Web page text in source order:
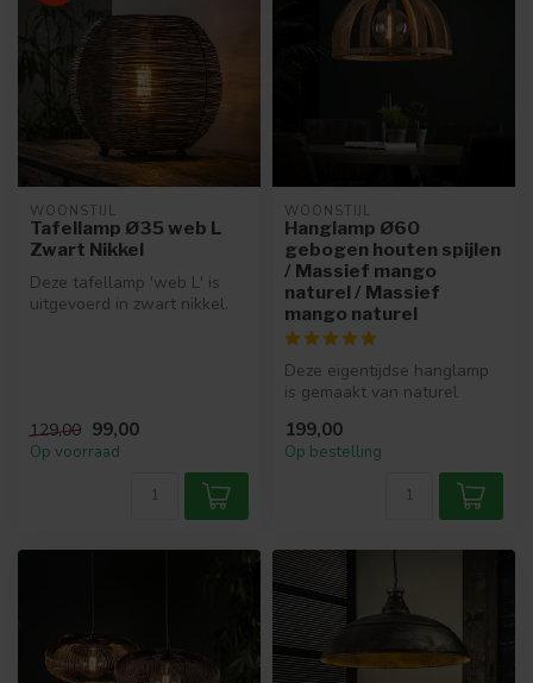
WOONSTIJL
Tafellamp Ø35 web L
Zwart Nikkel
Deze tafellamp 'web L' is
uitgevoerd in zwart nikkel.
129,00 99,00
Op voorraad
WOONSTIJL
Hanglamp Ø60
gebogen houten spijlen
/ Massief mango
naturel / Massief
mango naturel
Deze eigentijdse hanglamp
is gemaakt van naturel
een ...
199,00
Op bestelling